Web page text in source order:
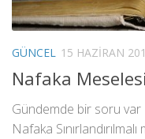
GÜNCEL 15 HAZIRAN
Nafaka Meselesi
Gündemde bir soru
Nafaka